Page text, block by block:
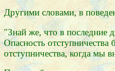
Другими словами, в
"Знай же, что в последние
Опасность
отступничества, когда мы